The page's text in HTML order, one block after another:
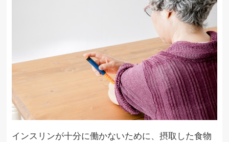
インスリンが十分に働かないために、摂取した食物